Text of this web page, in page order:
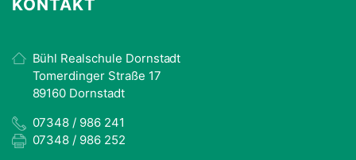
KONTAKT
Bühl Realschule Dornstadt
Tomerdinger Straße 17
89160 Dornstadt
07348 / 986 241
07348 / 986 252